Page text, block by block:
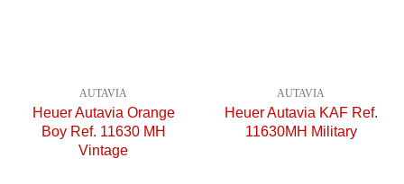
AUTAVIA
Heuer Autavia Orange
Boy Ref. 11630 MH
Vintage
AUTAVIA
Heuer Autavia KAF Ref.
11630MH Military